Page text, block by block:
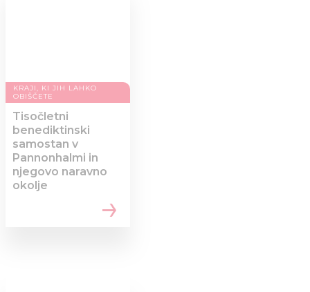
KRAJI, KI JIH LAHKO
OBIŠČETE
Tisočletni
benediktinski
samostan v
Pannonhalmi in
njegovo naravno
okolje